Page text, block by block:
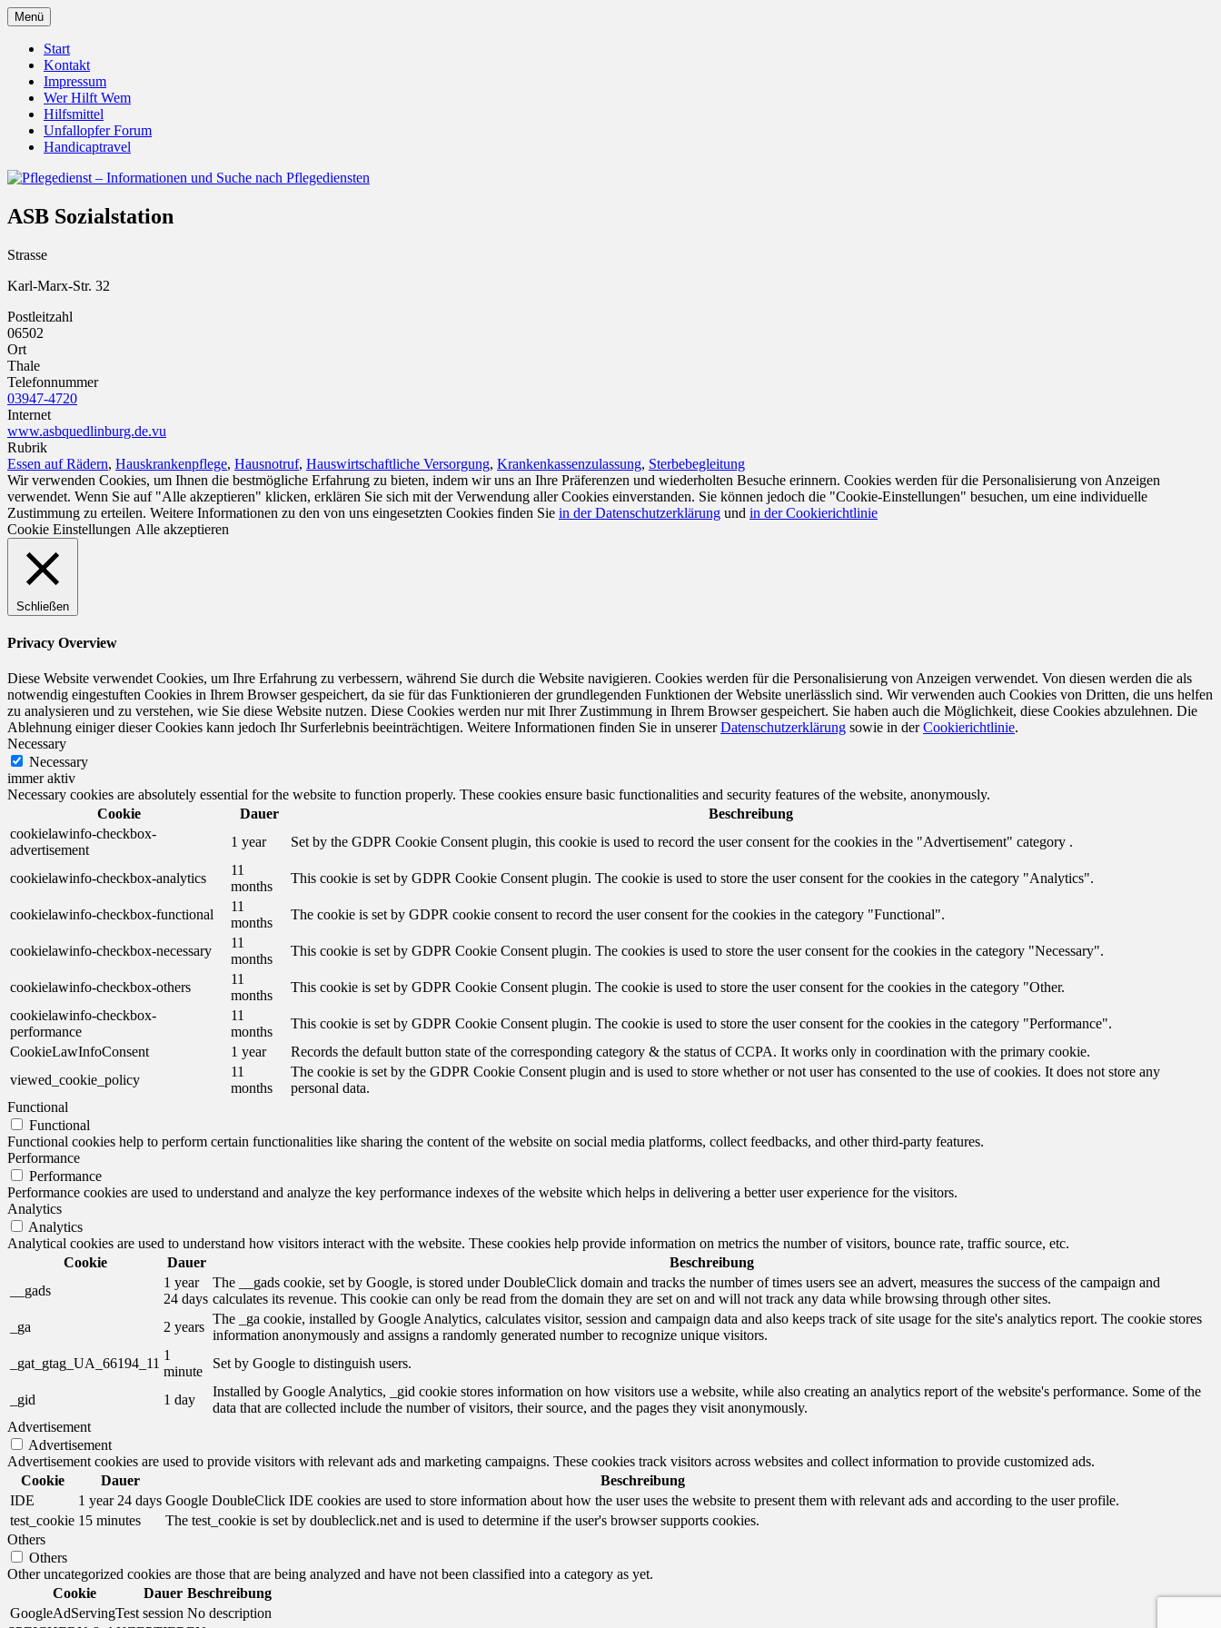
Zum
Inhalt
springen
Pflegedienst – Informationen und Suche nach Pflegediensten
Menü
Start
Kontakt
Impressum
Wer Hilft Wem
Hilfsmittel
Unfallopfer Forum
Handicaptravel
ASB Sozialstation
Strasse
Karl-Marx-Str. 32
Postleitzahl
06502
Ort
Thale
Telefonnummer
03947-4720
Internet
www.asbquedlinburg.de.vu
Rubrik
Essen auf Rädern, Hauskrankenpflege, Hausnotruf, Hauswirtschaftliche Versorgung, Krankenkassenzulassung, Sterbebegleitung
Wir verwenden Cookies, um Ihnen die bestmögliche Erfahrung zu bieten, indem wir uns an Ihre Präferenzen und wiederholten Besuche erinnern. Cookies werden für die Personalisierung von Anzeigen
verwendet. Wenn Sie auf "Alle akzeptieren" klicken, erklären Sie sich mit der Verwendung aller Cookies einverstanden. Sie können jedoch die "Cookie-Einstellungen" besuchen, um eine individuelle
Zustimmung zu erteilen. Weitere Informationen zu den von uns eingesetzten Cookies finden Sie in der Datenschutzerklärung und in der Cookierichtlinie
Cookie Einstellungen Alle akzeptieren
Schließen
Privacy Overview
Diese Website verwendet Cookies, um Ihre Erfahrung zu verbessern, während Sie durch die Website navigieren. Cookies werden für die Personalisierung von Anzeigen verwendet. Von diesen werden die als
notwendig eingestuften Cookies in Ihrem Browser gespeichert, da sie für das Funktionieren der grundlegenden Funktionen der Website unerlässlich sind. Wir verwenden auch Cookies von Dritten, die uns helfen
zu analysieren und zu verstehen, wie Sie diese Website nutzen. Diese Cookies werden nur mit Ihrer Zustimmung in Ihrem Browser gespeichert. Sie haben auch die Möglichkeit, diese Cookies abzulehnen. Die
Ablehnung einiger dieser Cookies kann jedoch Ihr Surferlebnis beeinträchtigen. Weitere Informationen finden Sie in unsererDatenschutzerklärung sowie in derCookierichtlinie.
Necessary
Necessary
immer aktiv
Necessary cookies are absolutely essential for the website to function properly. These cookies ensure basic functionalities and security features of the website, anonymously.
Cookie
Dauer
Beschreibung
cookielawinfo-checkbox-
advertisement
1 year Set by the GDPR Cookie Consent plugin, this cookie is used to record the user consent for the cookies in the "Advertisement" category .
cookielawinfo-checkbox-analytics
11
months
This cookie is set by GDPR Cookie Consent plugin. The cookie is used to store the user consent for the cookies in the category "Analytics".
cookielawinfo-checkbox-functional
11
months
The cookie is set by GDPR cookie consent to record the user consent for the cookies in the category "Functional".
cookielawinfo-checkbox-necessary
11
months
This cookie is set by GDPR Cookie Consent plugin. The cookies is used to store the user consent for the cookies in the category "Necessary".
cookielawinfo-checkbox-others
11
months
This cookie is set by GDPR Cookie Consent plugin. The cookie is used to store the user consent for the cookies in the category "Other.
cookielawinfo-checkbox-
performance
11
months
This cookie is set by GDPR Cookie Consent plugin. The cookie is used to store the user consent for the cookies in the category "Performance".
CookieLawInfoConsent
1 year
Records the default button state of the corresponding category & the status of CCPA. It works only in coordination with the primary cookie.
viewed_cookie_policy
11
months
The cookie is set by the GDPR Cookie Consent plugin and is used to store whether or not user has consented to the use of cookies. It does not store any
personal data.
Functional
Functional
Functional cookies help to perform certain functionalities like sharing the content of the website on social media platforms, collect feedbacks, and other third-party features.
Performance
Performance
Performance cookies are used to understand and analyze the key performance indexes of the website which helps in delivering a better user experience for the visitors.
Analytics
Analytics
Analytical cookies are used to understand how visitors interact with the website. These cookies help provide information on metrics the number of visitors, bounce rate, traffic source, etc.
Cookie
Dauer
Beschreibung
__gads
1 year
24 days
The __gads cookie, set by Google, is stored under DoubleClick domain and tracks the number of times users see an advert, measures the success of the campaign and
calculates its revenue. This cookie can only be read from the domain they are set on and will not track any data while browsing through other sites.
_ga
2 years
The _ga cookie, installed by Google Analytics, calculates visitor, session and campaign data and also keeps track of site usage for the site's analytics report. The cookie stores
information anonymously and assigns a randomly generated number to recognize unique visitors.
_gat_gtag_UA_66194_11
1
minute
Set by Google to distinguish users.
_gid 1 day
Installed by Google Analytics, _gid cookie stores information on how visitors use a website, while also creating an analytics report of the website's performance. Some of the
data that are collected include the number of visitors, their source, and the pages they visit anonymously.
Advertisement
Advertisement
Advertisement cookies are used to provide visitors with relevant ads and marketing campaigns. These cookies track visitors across websites and collect information to provide customized ads.
Cookie
Dauer
Beschreibung
IDE
1 year 24 days Google DoubleClick IDE cookies are used to store information about how the user uses the website to present them with relevant ads and according to the user profile.
test_cookie 15 minutes
The test_cookie is set by doubleclick.net and is used to determine if the user's browser supports cookies.
Others
Others
Other uncategorized cookies are those that are being analyzed and have not been classified into a category as yet.
Cookie
Dauer Beschreibung
GoogleAdServingTest session No description